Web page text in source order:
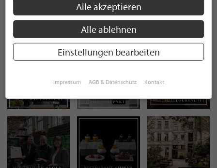
STILPUNKTE AUF
INSTAGRAM
Alle akzeptieren
Alle ablehnen
Einstellungen bearbeiten
Impressum AGB & Datenschutz Kontakt